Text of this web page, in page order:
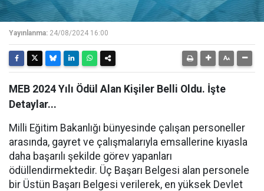
Yayınlanma: 24/08/2024 16:00
MEB 2024 Yılı Ödül Alan Kişiler Belli Oldu. İşte
Detaylar...
Milli Eğitim Bakanlığı bünyesinde çalışan personeller
arasında, gayret ve çalışmalarıyla emsallerine kıyasla
daha başarılı şekilde görev yapanları
ödüllendirmektedir. Üç Başarı Belgesi alan personele
bir Üstün Başarı Belgesi verilerek, en yüksek Devlet